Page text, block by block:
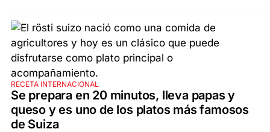
RECETA INTERNACIONAL
Se prepara en 20 minutos, lleva papas y
queso y es uno de los platos más famosos
de Suiza